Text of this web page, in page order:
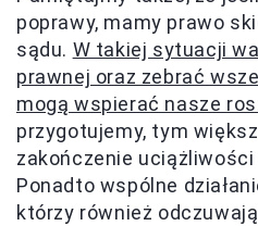
poprawy, mamy prawo
sądu. W takiej sytuacji
prawnej oraz zebrać
mogą wspierać nasze
przygotujemy, tym
zakończenie
Ponadto wspólne
którzy również